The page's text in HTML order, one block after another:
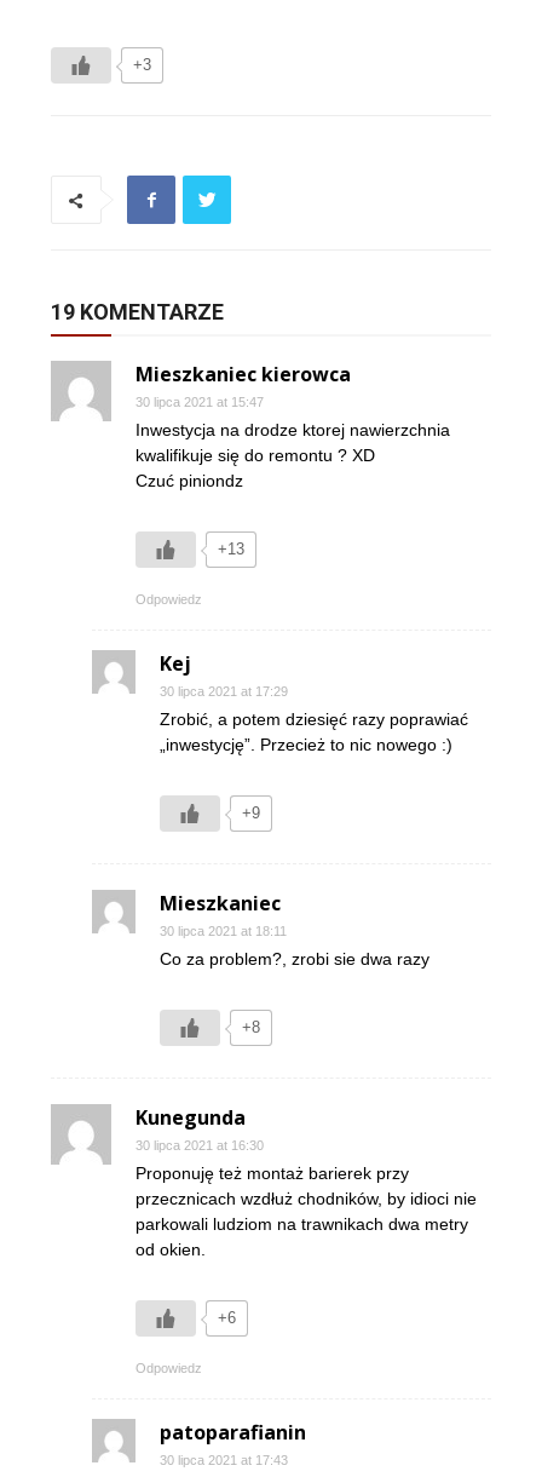
+3
19 KOMENTARZE
Mieszkaniec kierowca
30 lipca 2021 at 15:47
Inwestycja na drodze ktorej nawierzchnia
kwalifikuje się do remontu ? XD
Czuć piniondz
+13
Odpowiedz
Kej
30 lipca 2021 at 17:29
Zrobić, a potem dziesięć razy poprawiać
„inwestycję”. Przecież to nic nowego :)
+9
Mieszkaniec
30 lipca 2021 at 18:11
Co za problem?, zrobi sie dwa razy
+8
Kunegunda
30 lipca 2021 at 16:30
Proponuję też montaż barierek przy
przecznicach wzdłuż chodników, by idioci nie
parkowali ludziom na trawnikach dwa metry
od okien.
+6
Odpowiedz
patoparafianin
30 lipca 2021 at 17:43